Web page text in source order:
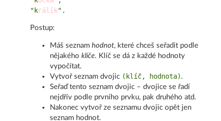
"králík
Postup:
Máš seznamhodnot, které chceš seřadit podle
nějakéhoklíče. Klíč se dá z každé hodnoty
vypočítat.
Vytvoř seznam dvojic (klíč, hodnota) .
Seřaď tento seznam dvojic – dvojice se řadí
nejdřív podle prvního prvku, pak druhého atd.
Nakonec vytvoř ze seznamu dvojic opět jen
seznam hodnot.